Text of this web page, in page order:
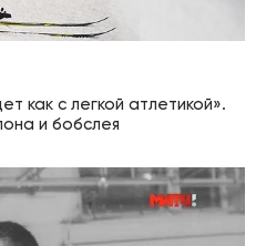
как с легкой атлетикой».
и бобслея